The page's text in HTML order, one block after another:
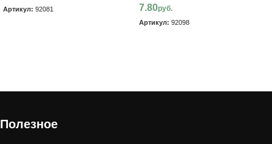
Артикул: 92081 7.80руб.
Артикул: 92098
Полезное